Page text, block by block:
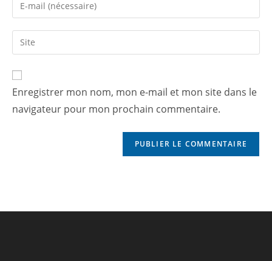
Enregistrer mon nom, mon e-mail et mon site dans le
navigateur pour mon prochain commentaire.